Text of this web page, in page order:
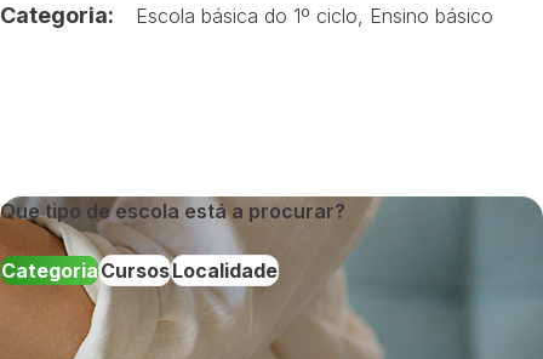
Categoria: Escola básica do 1º ciclo Ensino básico
Que tipo de escola está a procurar?
CategoriaCursosLocalidade